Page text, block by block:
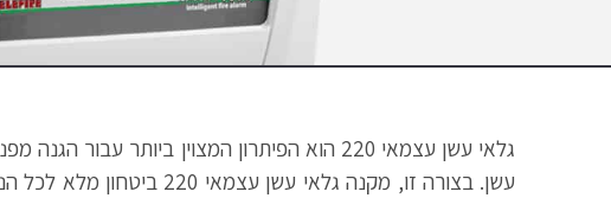
גלאי עשן עצמאי 220 הוא הפיתרון המצוין
עשן. בצורה זו, מקנה